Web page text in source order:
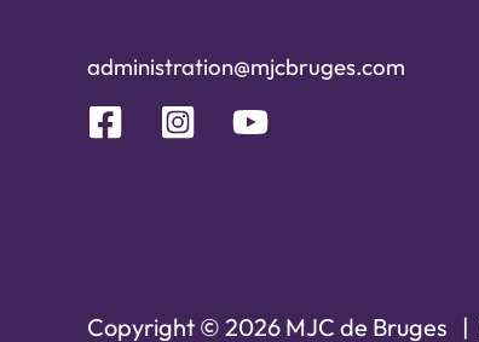
administration@mjcbruges.com
Copyright © 2026 MJC de Bruges |